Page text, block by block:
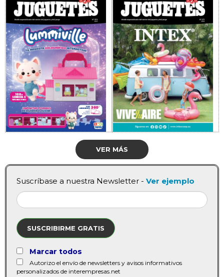
VER MÁS
Suscríbase a nuestra Newsletter - Ver ejemplo
SUSCRIBIRME GRATIS
Marcar todos
Autorizo el envío de newsletters y avisos informativos
personalizados de interempresas.net